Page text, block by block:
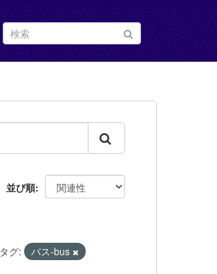
並び順
タグ: バス-bus